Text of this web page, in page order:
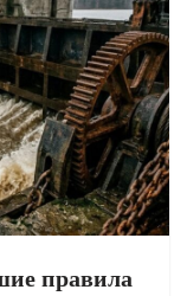
правила